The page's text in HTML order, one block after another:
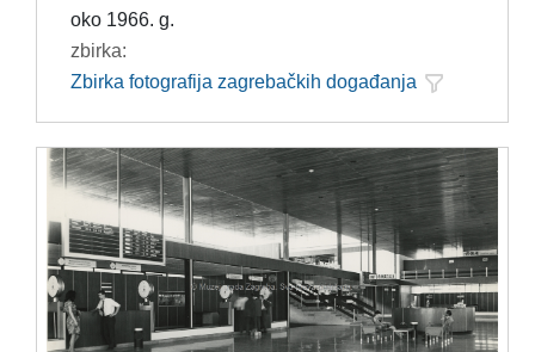
oko 1966. g.
zbirka:
Zbirka fotografija zagrebačkih događanja